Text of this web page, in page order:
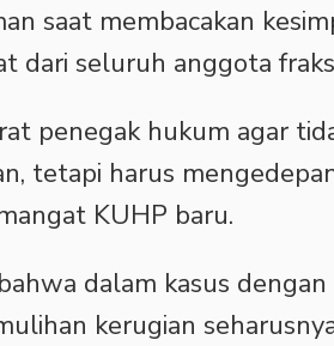
saat membacakan
dari seluruh anggota
penegak hukum agar
tetapi harus
KUHP baru.
dalam kasus
kerugian